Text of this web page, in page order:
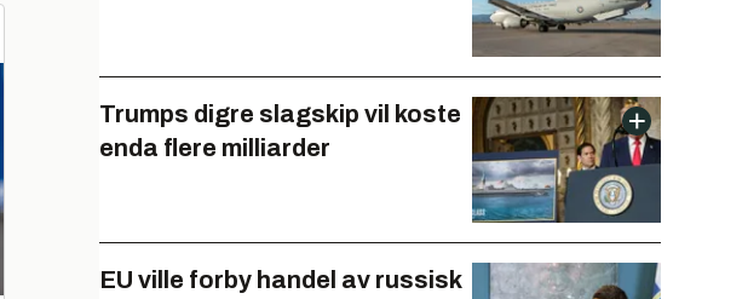
Trumps digre slagskip vil koste
enda flere milliarder
EU ville forby handel av russisk